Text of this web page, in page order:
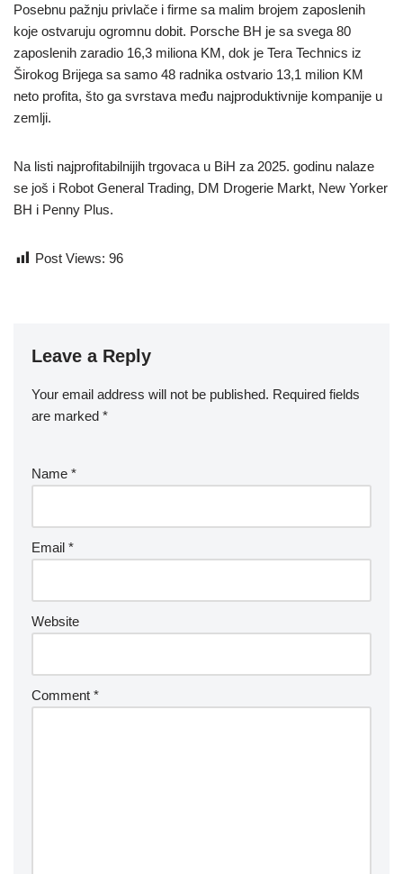
Posebnu pažnju privlače i firme sa malim brojem zaposlenih
koje ostvaruju ogromnu dobit. Porsche BH je sa svega 80
zaposlenih zaradio 16,3 miliona KM, dok je Tera Technics iz
Širokog Brijega sa samo 48 radnika ostvario 13,1 milion KM
neto profita, što ga svrstava među najproduktivnije kompanije u
zemlji.
Na listi najprofitabilnijih trgovaca u BiH za 2025. godinu nalaze
se još i Robot General Trading, DM Drogerie Markt, New Yorker
BH i Penny Plus.
Post Views: 96
Leave a Reply
Your email address will not be published. Required fields
are marked *
Name *
Email *
Website
Comment *